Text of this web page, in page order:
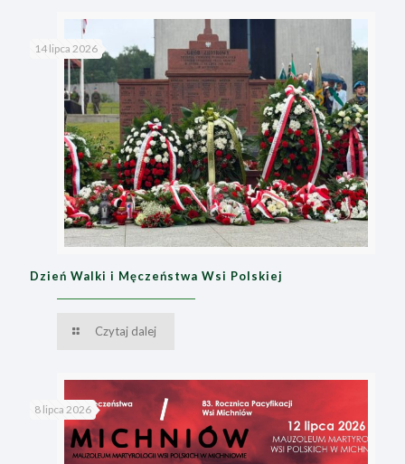
14 lipca 2026
Dzień Walki i Męczeństwa Wsi Polskiej
Czytaj dalej
8 lipca 2026